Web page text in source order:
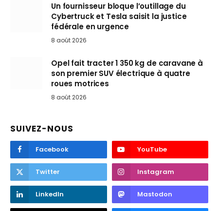
Un fournisseur bloque l’outillage du
Cybertruck et Tesla saisit la justice
fédérale en urgence
8 août 2026
Opel fait tracter 1 350 kg de caravane à
son premier SUV électrique à quatre
roues motrices
8 août 2026
SUIVEZ-NOUS
Facebook YouTube
Twitter Instagram
LinkedIn Mastodon